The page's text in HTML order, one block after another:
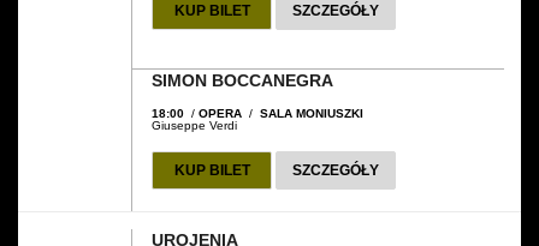
KUP BILET SZCZEGÓŁY
SIMON BOCCANEGRA
18:00 / OPERA / SALA MONIUSZKI
Giuseppe Verdi
KUP BILET SZCZEGÓŁY
UROJENIA